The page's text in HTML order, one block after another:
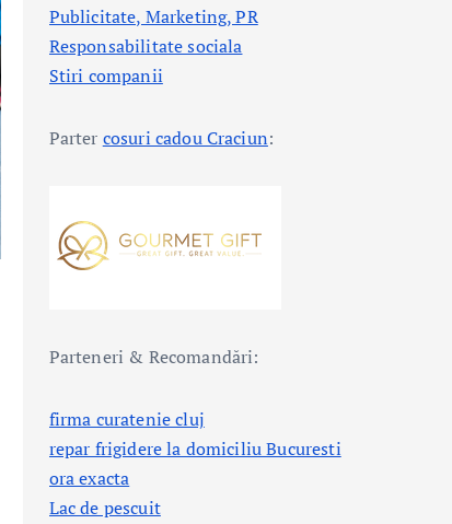
Publicitate, Marketing, PR
Responsabilitate sociala
Stiri companii
Parter cosuri cadou Craciun:
Parteneri & Recomandări:
firma curatenie cluj
repar frigidere la domiciliu Bucuresti
ora exacta
Lac de pescuit